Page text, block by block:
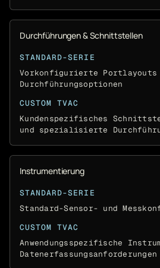
Durchführungen & Schnittstellen
STANDARD-SERIE
Vorkonfigurierte Portlayouts
Durchführungsoptionen
CUSTOM TVAC
Kundenspezifisches
und spezialisierte
Instrumentierung
STANDARD-SERIE
Standard-Sensor- und
CUSTOM TVAC
Anwendungsspezifische
Datenerfassungsanforderungen